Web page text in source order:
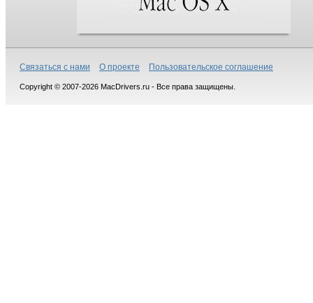
Связаться с нами О проекте Пользовательское соглашение
Copyright © 2007-2026 MacDrivers.ru - Все права защищены.